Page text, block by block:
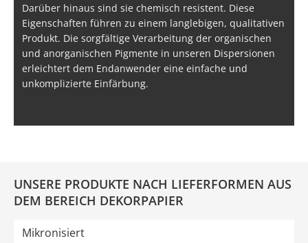
Darüber hinaus sind sie chemisch resistent. Diese
Eigenschaften führen zu einem langlebigen, qualitativen
Produkt. Die sorgfältige Verarbeitung der organischen
und anorganischen Pigmente in unseren Dispersionen
erleichtert dem Endanwender eine einfache und
unkomplizierte Einfärbung.
UNSERE PRODUKTE NACH LIEFERFORMEN AUS
DEM BEREICH DEKORPAPIER
Mikronisiert